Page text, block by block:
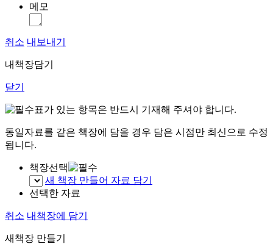
메모
취소 내보내기
내책장담기
닫기
표가 있는 항목은 반드시 기재해 주셔야 합니다.
동일자료를 같은 책장에 담을 경우 담은 시점만 최신으로 수정
됩니다.
책장선택
새 책장 만들어 자료 담기
선택한 자료
취소 내책장에 담기
새책장 만들기